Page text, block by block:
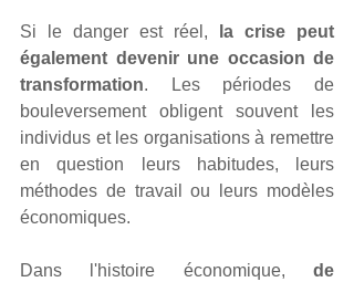
Si le danger est réel,
la crise peut
également devenir une occasion de
transformation. Les périodes de
bouleversement obligent souvent les
individus et les organisations à remettre
en question leurs habitudes, leurs
méthodes de travail ou leurs modèles
économiques.
Dans l'histoire économique, de